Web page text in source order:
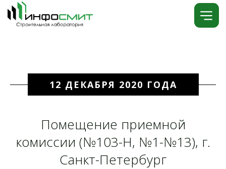
12 ДЕКАБРЯ 2020 ГОДА
Помещение приемной
комиссии (№103-Н, №1-№13), г.
Санкт-Петербург